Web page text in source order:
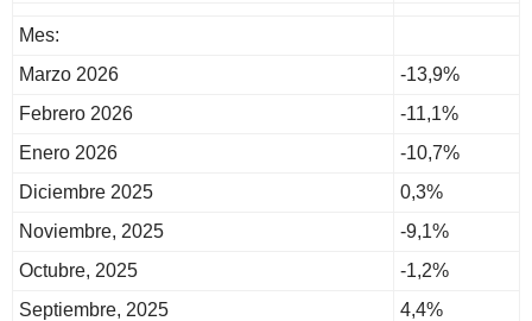
Mes:
Marzo 2026
-13,9%
Febrero 2026
-11,1%
Enero 2026
-10,7%
Diciembre 2025
0,3%
Noviembre, 2025
-9,1%
Octubre, 2025
-1,2%
Septiembre, 2025
4,4%